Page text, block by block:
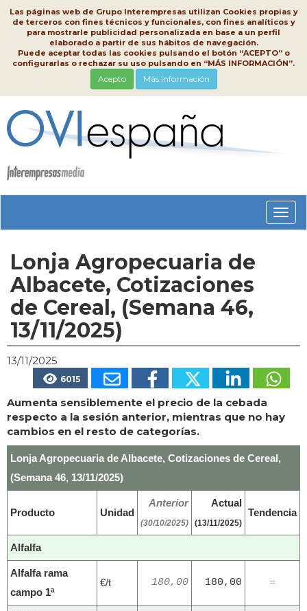
Las páginas web de Grupo Interempresas utilizan Cookies propias y
de terceros con fines técnicos y funcionales, con fines analíticos y
para mostrarle publicidad personalizada en base a un perfil
elaborado a partir de sus hábitos de navegación.
Puede aceptar todas las cookies pulsando el botón “ACEPTO” o
configurarlas o rechazar su uso pulsando en “MÁS INFORMACIÓN”.
Acepto Más información
Lonja Agropecuaria de
Albacete, Cotizaciones
de Cereal, (Semana 46,
13/11/2025)
13/11/2025
6015
Aumenta sensiblemente el precio de la cebada
respecto a la sesión anterior, mientras que no hay
cambios en el resto de categorías.
Lonja Agropecuaria de Albacete, Cotizaciones de Cereal,
(Semana 46, 13/11/2025)
Producto Unidad
Anterior
(30/10/2025)
Actual
(13/11/2025)
Tendencia
Alfalfa
Alfalfa rama
campo 1ª
€/t 180,00 180,00 =